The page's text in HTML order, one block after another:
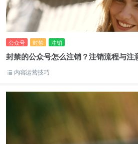
公众号 封禁 注销
封禁的公众号怎么注销？注销流程与注
内容运营技巧